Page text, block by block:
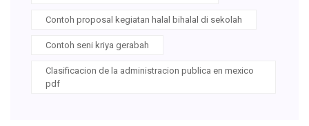
Contoh proposal kegiatan halal bihalal di sekolah
Contoh seni kriya gerabah
Clasificacion de la administracion publica en mexico
pdf